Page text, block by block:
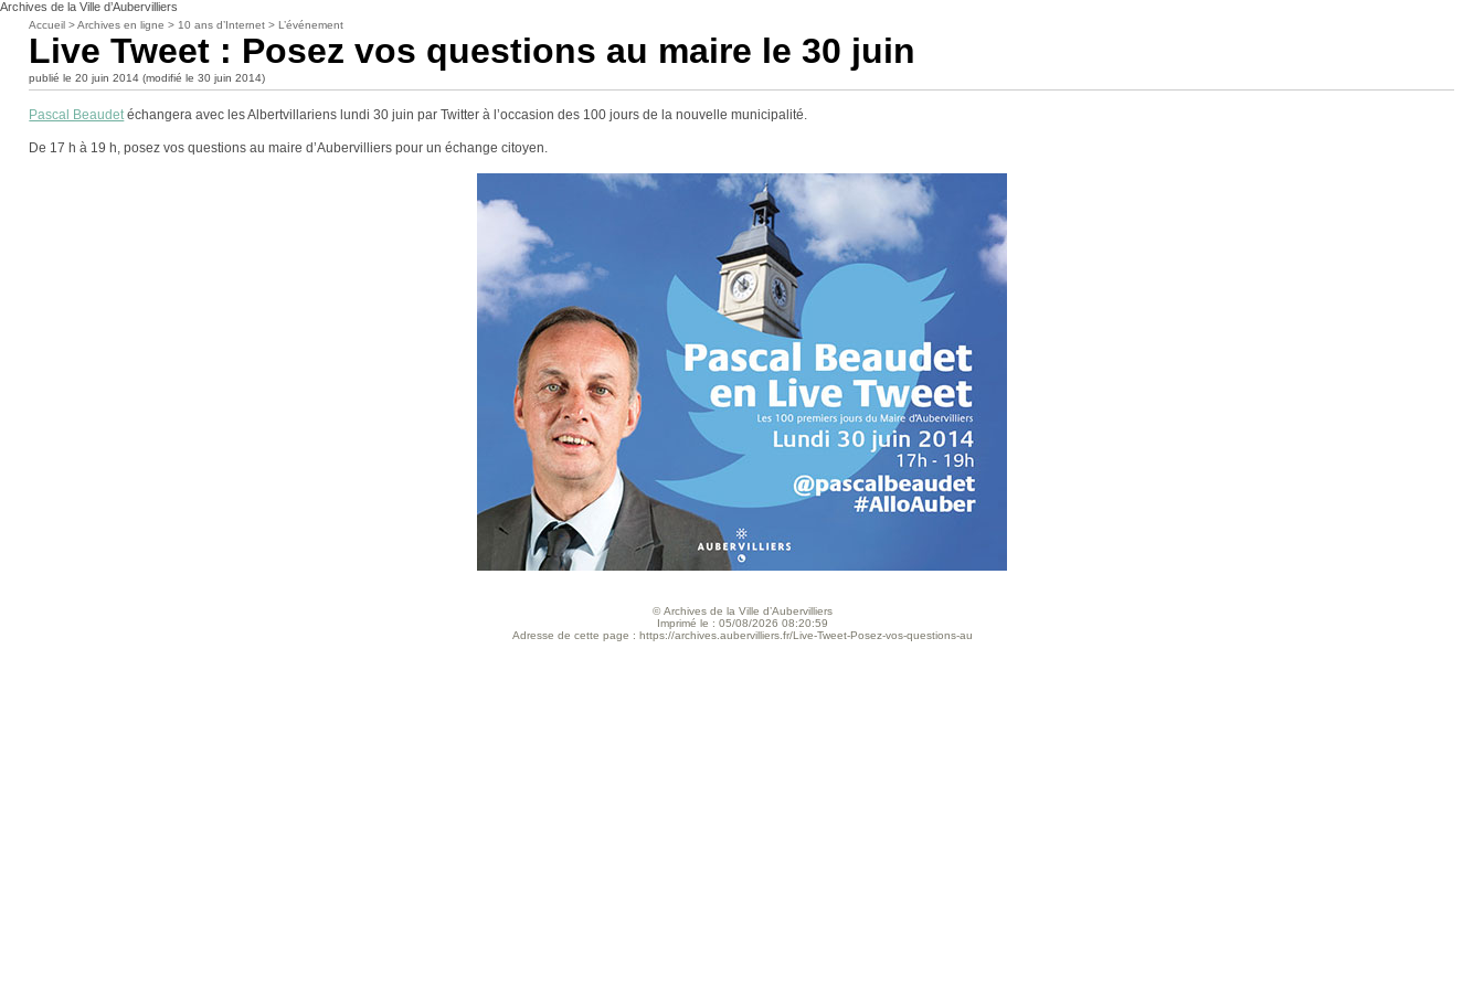
Archives de la Ville d’Aubervilliers
Accueil >Archives en ligne > 10 ans d’Internet >L’événement
Live Tweet : Posez vos questions au maire le 30 juin
publié le 20 juin 2014 (modifié le 30 juin 2014)
Pascal Beaudetéchangera avec les Albertvillariens lundi 30 juin par Twitter à l’occasion des 100 jours de la nouvelle municipalité.
De 17 h à 19 h, posez vos questions au maire d’Aubervilliers pour un échange citoyen.
© Archives de la Ville d’Aubervilliers
Imprimé le : 05/08/2026 08:20:59
Adresse de cette page : https://archives.aubervilliers.fr/Live-Tweet-Posez-vos-questions-au